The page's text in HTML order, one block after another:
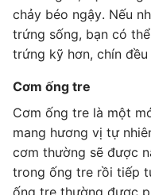
chảy béo ngậy. Nếu
trứng sống, bạn có
trứng kỹ hơn, chín
Cơm ống tre
Cơm ống tre là một
mang hương vị tự
cơm thường sẽ được
trong ống tre rồi tiếp
ống tre thường được